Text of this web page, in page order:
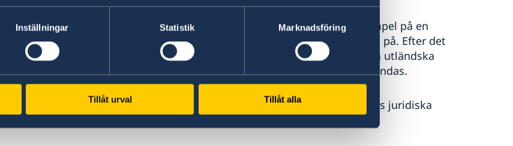
Inställningar Statistik Marknadsföring
Tillåt urval Tillåt alla
En legalisering innebär att UD intygar att en namnteckning och sigill/stämpel på en
svensk handling är äkta samt i vilken egenskap undertecknaren har skrivit på. Efter det
att UD har legaliserat handlingen ska den vanligen också bestyrkas av den utländska
ambasaden i Stockholm, som företräder det land där handlingen ska användas.
Ambassaden gör inga legaliseringar, utan dessa görs av Regeringskansliets juridiska
expedition.